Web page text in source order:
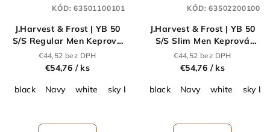
J.Harvest & Frost | YB 50
S/S Regular Men Keprová
košeľa s krátkym
rukávom_63.5011
€44,52 bez DPH
€54,76 / ks
black
Navy white sky blue grey
KÓD:63501100101
J.Harvest & Frost | YB 50
S/S Slim Men Keprová
košeľa s krátkym
rukávom_63.5022
€44,52 bez DPH
€54,76 / ks
black
Navy white sky
KÓD:63502200100